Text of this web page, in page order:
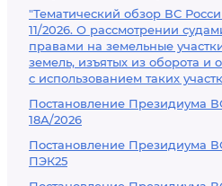
"Тематический обзор ВС
11/2026. О рассмотрении
правами на земельные
земель, изъятых из оборота и
с использованием таких
Постановление Президиума
18А/2026
Постановление Президиума
ПЭК25